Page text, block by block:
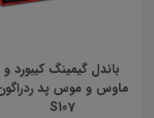
باندل گیمینگ کیبورد و
ماوس و موس پد
S107